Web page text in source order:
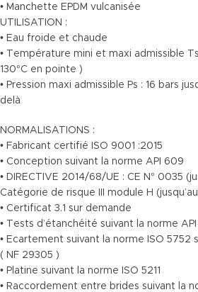
• Manchette EPDM vulcanisée
UTILISATION :
• Eau froide et chaude
• Température mini et maxi admissible Ts
130°C en pointe )
• Pression maxi admissible Ps : 16 bars
delà
NORMALISATIONS :
• Fabricant certifié ISO 9001 :2015
• Conception suivant la norme API 609
• DIRECTIVE 2014/68/UE : CE N° 0035
Catégorie de risque III module H
• Certificat 3.1 sur demande
• Tests d’étanchéité suivant la norme
• Ecartement suivant la norme ISO 5752
( NF 29305 )
• Platine suivant la norme ISO 5211
• Raccordement entre brides suivant la